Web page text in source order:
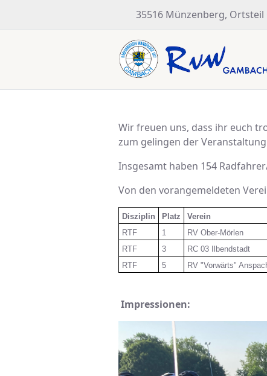
35516 Münzenberg, Ortsteil
Wir freuen uns, dass ihr euch
zum gelingen der
Insgesamt haben 154
Von den vorangemeldeten
Disziplin Platz Verein
RTF
1 RV Ober-Mörlen
RTF
3 RC 03 Ilbendstadt
RTF
5 RV "Vorwärts"
Impressionen: